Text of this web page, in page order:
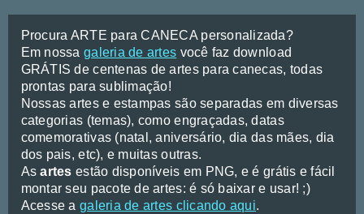
Procura ARTE para CANECA personalizada?
Em nossa galeria de artes você faz download
GRÁTIS de centenas de artes para canecas, todas
prontas para sublimação!
Nossas artes e estampas são separadas em diversas
categorias (temas), como engraçadas, datas
comemorativas (natal, aniversário, dia das mães, dia
dos pais, etc), e muitas outras.
Asartes estão disponíveis em PNG, e é grátis e fácil
montar seu pacote de artes: é só baixar e usar! ;)
Acesse a galeria de artes clicando aqui.